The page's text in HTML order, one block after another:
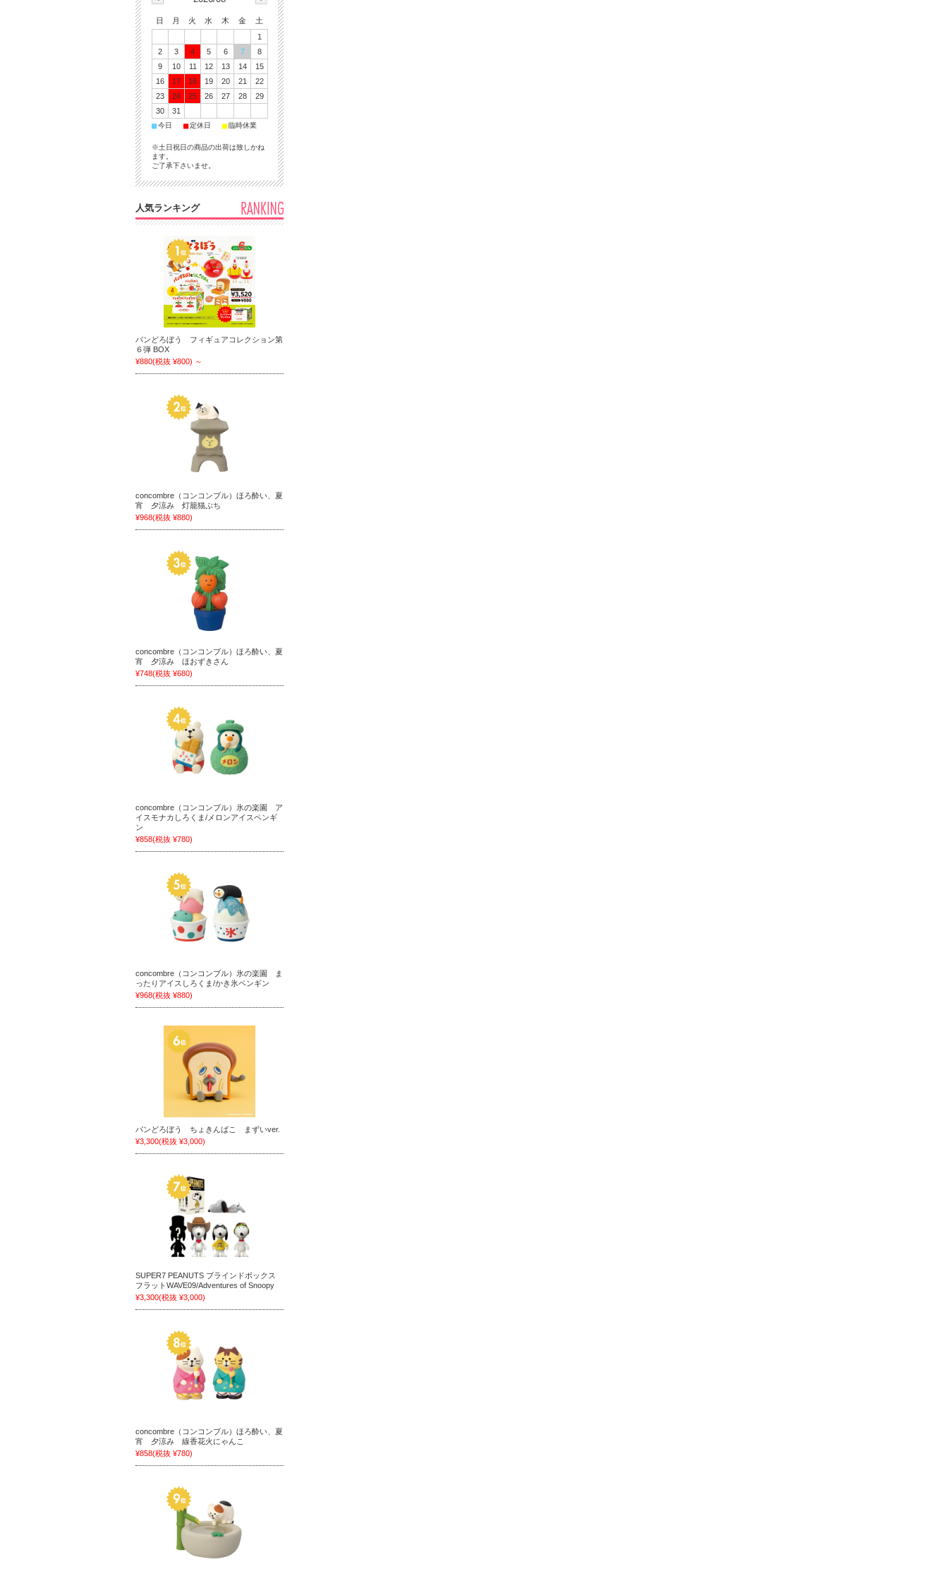
日 月 火 水 木 金
土
1
2
3 4 5 6 7
8
9
10 11 12 13 14
15
16
17 18 19 20 21
22
23
24 25 26 27 28
29
30
31
■今日 ■定休日 ■臨時休業
※土日祝日の商品の出荷は致しかね
ます。
ご了承下さいませ。
人気ランキング
パンどろぼう フィギュアコレクション第
６弾 BOX
¥880(税抜 ¥800) ～
concombre（コンコンブル）ほろ酔い、夏
宵 夕涼み 灯籠猫ぶち
¥968(税抜 ¥880)
concombre（コンコンブル）ほろ酔い、夏
宵 夕涼み ほおずきさん
¥748(税抜 ¥680)
concombre（コンコンブル）氷の楽園 ア
イスモナカしろくま/メロンアイスペンギ
ン
¥858(税抜 ¥780)
concombre（コンコンブル）氷の楽園 ま
ったりアイスしろくま/かき氷ペンギン
¥968(税抜 ¥880)
パンどろぼう ちょきんばこ まずいver.
¥3,300(税抜 ¥3,000)
SUPER7 PEANUTS ブラインドボックス
フラットWAVE09/Adventures of Snoopy
¥3,300(税抜 ¥3,000)
concombre（コンコンブル）ほろ酔い、夏
宵 夕涼み 線香花火にゃんこ
¥858(税抜 ¥780)